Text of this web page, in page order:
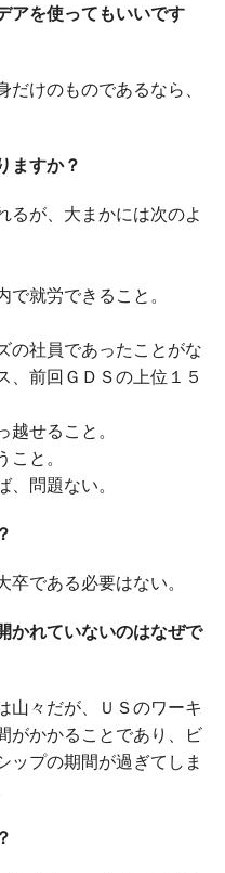
アを使ってもいいです
けのものであるなら、
ますか？
が、大まかには次のよ
就労できること。
の社員であったことがな
、前回ＧＤＳの上位１５
せること。
と。
問題ない。
である必要はない。
かれていないのはなぜで
々だが、ＵＳのワーキ
がかかることであり、ビ
ップの期間が過ぎてしま